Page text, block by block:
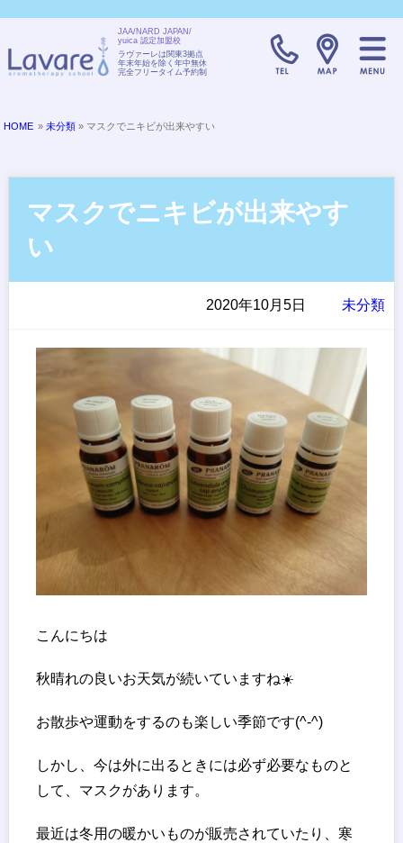
JAA/NARD JAPAN/
yuica 認定加盟校
ラヴァーレは関東3拠点
年末年始を除く年中無休
完全フリータイム予約制
TELL:0120-
HOME »未分類 » マスクでニキビが出来やすい
マスクでニキビが出来やす
い
未分類
2020年10月5日
こんにちは
秋晴れの良いお天気が続いていますね☀️
お散歩や運動をするのも楽しい季節です(^-^)
しかし、今は外に出るときには必ず必要なものと
して、マスクがあります。
最近は冬用の暖かいものが販売されていたり、寒